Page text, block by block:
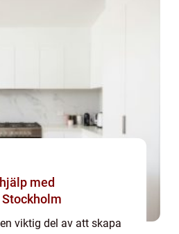
med
viktig del av att skapa